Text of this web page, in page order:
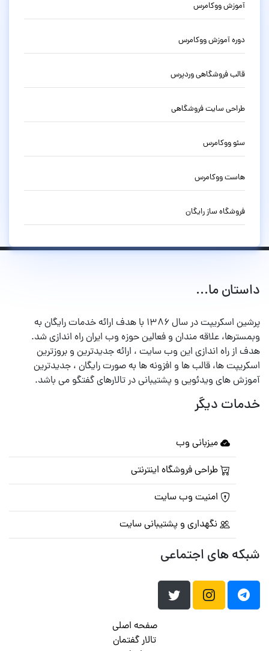
آموزش ووکامرس
دوره آموزش ووکامرس
قالب فروشگاهی وردپرس
طراحی سایت فروشگاهی
سئو ووکامرس
هاست ووکامرس
فروشگاه ساز رایگان
داستان ما...
پرشین اسکریپت در سال ۱۳۸۶ با هدف ارائه خدمات رایگان به
وبمسترها، علاقه مندان و فعالین حوزه وب ایران راه اندازی شد.
هدف از راه اندازی این وب سایت ، ارائه جدیدترین و بروزترین
اسکریپت ها، قالب ها و افزونه ها به صورت رایگان ، جدیدترین
آموزش های ویدئویی و پشتیبانی در تالارهای گفتگو می باشد.
خدمات دیگر
میزبانی وب
طراحی فروشگاه اینترنتی
امنیت وب سایت
نگهداری و پشتیبانی سایت
شبکه های اجتماعی
صفحه اصلی
تالار گفتمان